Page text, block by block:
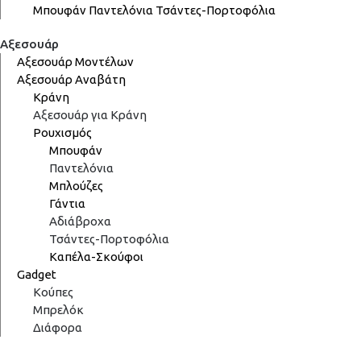
Μπουφάν Παντελόνια Τσάντες-Πορτοφόλια
Αξεσουάρ
Αξεσουάρ Μοντέλων
Αξεσουάρ Αναβάτη
Κράνη
Αξεσουάρ για Κράνη
Ρουχισμός
Μπουφάν
Παντελόνια
Μπλούζες
Γάντια
Αδιάβροχα
Τσάντες-Πορτοφόλια
Καπέλα-Σκούφοι
Gadget
Κούπες
Μπρελόκ
Διάφορα